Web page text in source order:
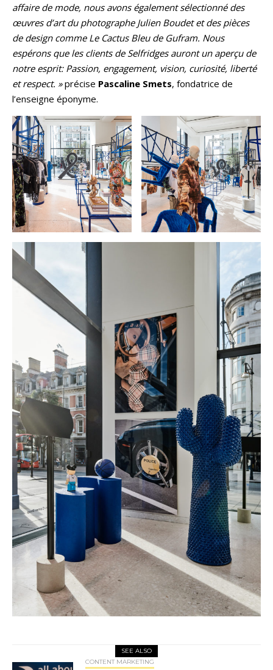
affaire de mode, nous avons également sélectionné des
œuvres d’art du photographe Julien Boudet et des pièces
de design comme Le Cactus Bleu de Gufram. Nous
espérons que les clients de Selfridges auront un aperçu de
notre esprit: Passion, engagement, vision, curiosité, liberté
et respect. »précise Pascaline Smets, fondatrice de
l’enseigne éponyme.
SEE ALSO
CONTENT MARKETING